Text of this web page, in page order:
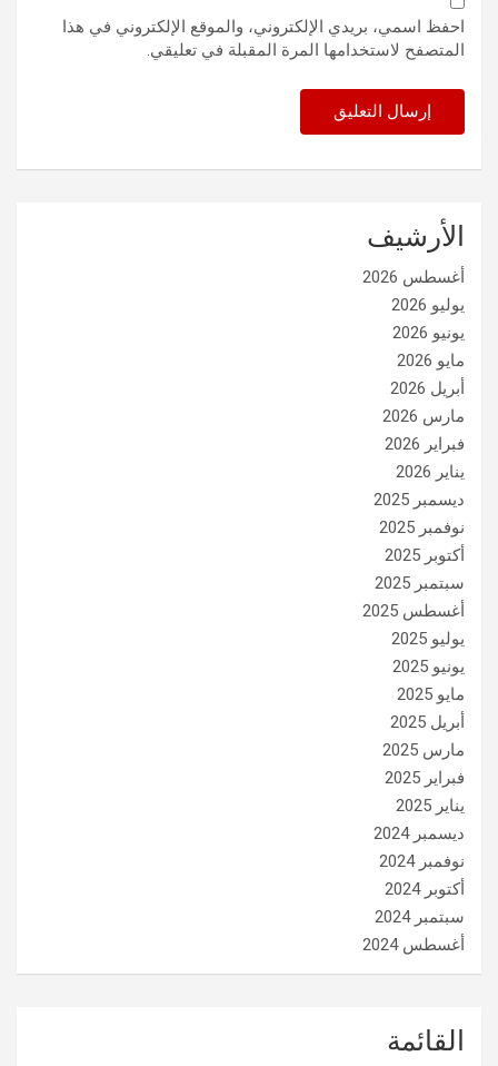
احفظ اسمي، بريدي الإلكتروني، والموقع الإلكتروني في هذا
المتصفح لاستخدامها المرة المقبلة في تعليقي.
الأرشيف
أغسطس 2026
يوليو 2026
يونيو 2026
مايو 2026
أبريل 2026
مارس 2026
فبراير 2026
يناير 2026
ديسمبر 2025
نوفمبر 2025
أكتوبر 2025
سبتمبر 2025
أغسطس 2025
يوليو 2025
يونيو 2025
مايو 2025
أبريل 2025
مارس 2025
فبراير 2025
يناير 2025
ديسمبر 2024
نوفمبر 2024
أكتوبر 2024
سبتمبر 2024
أغسطس 2024
القائمة